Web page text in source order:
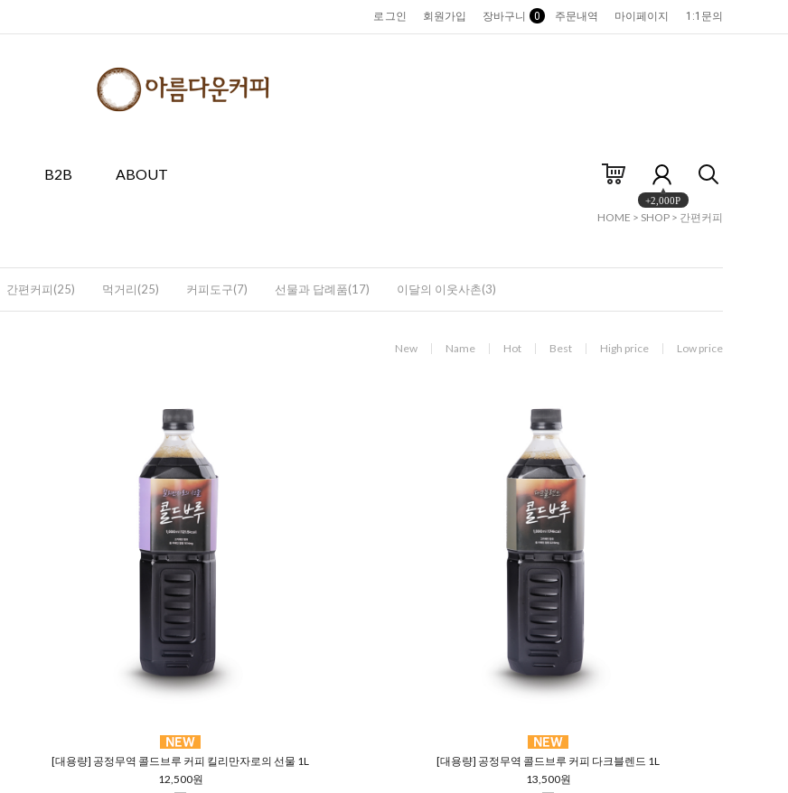
로그인 회원가입 장바구니 0 주문내역 마이페이지 1:1문의
B2B ABOUT
+2,000P
HOME > SHOP > 간편커피
간편커피(25) 먹거리(25) 커피도구(7) 선물과 답례품(17) 이달의 이웃사촌(3)
New Name Hot Best High price Low price
[대용량] 공정무역 콜드브루 커피 킬리만자로의 선물 1L
12,500원
[대용량] 공정무역 콜드브루 커피 다크블렌드 1L
13,500원